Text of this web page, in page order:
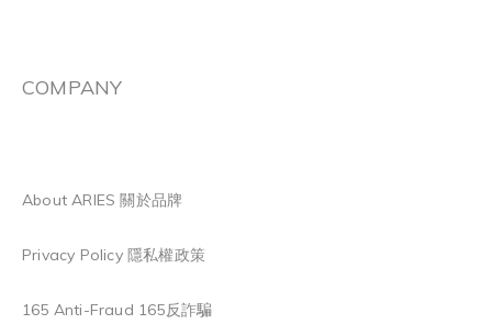
COMPANY
About ARIES 關於品牌
Privacy Policy 隱私權政策
165 Anti-Fraud 165反詐騙